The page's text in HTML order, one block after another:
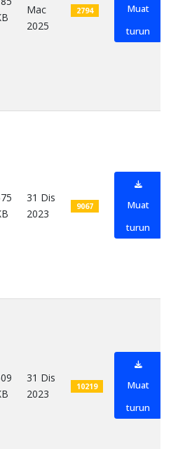
Mac
2025
2794
Muat
turun
31 Dis
2023
9067
Muat
turun
31 Dis
2023
10219
Muat
turun